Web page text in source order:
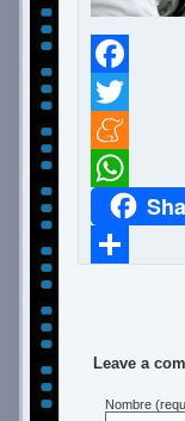
Facebook
Twitter
Meneame
WhatsApp
Leave a
Nombre